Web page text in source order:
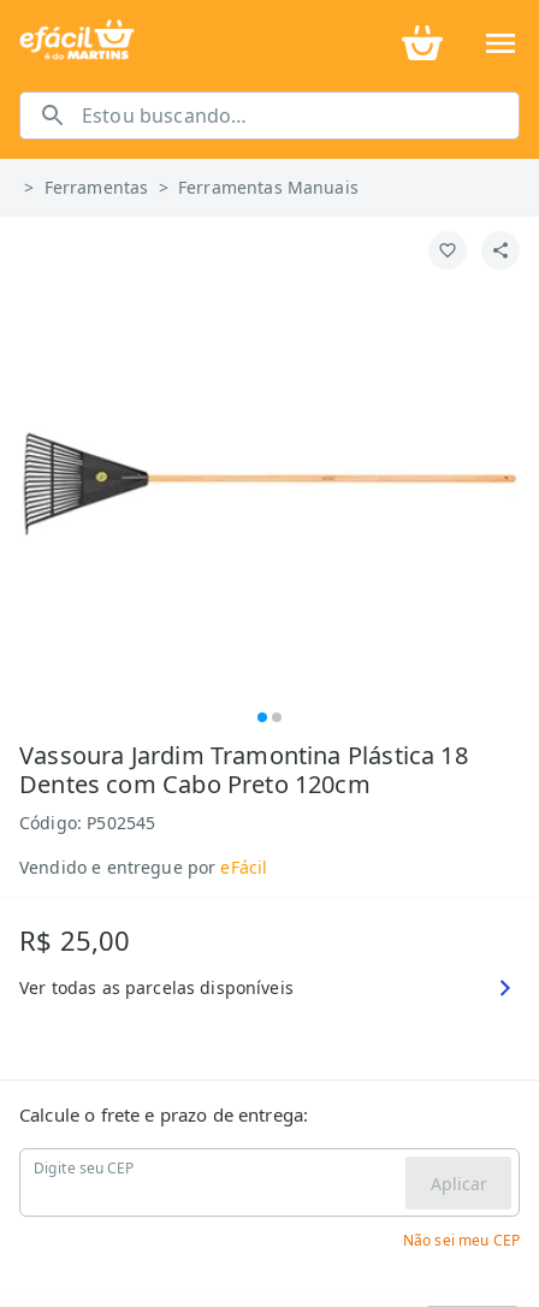
> Ferramentas > Ferramentas Manuais
Vassoura Jardim Tramontina Plástica 18
Dentes com Cabo Preto 120cm
Código: P502545
Vendido e entregue por eFácil
R$ 25,00
Ver todas as parcelas disponíveis
Calcule o frete e prazo de entrega:
Digite seu CEP
Aplicar
Não sei meu CEP